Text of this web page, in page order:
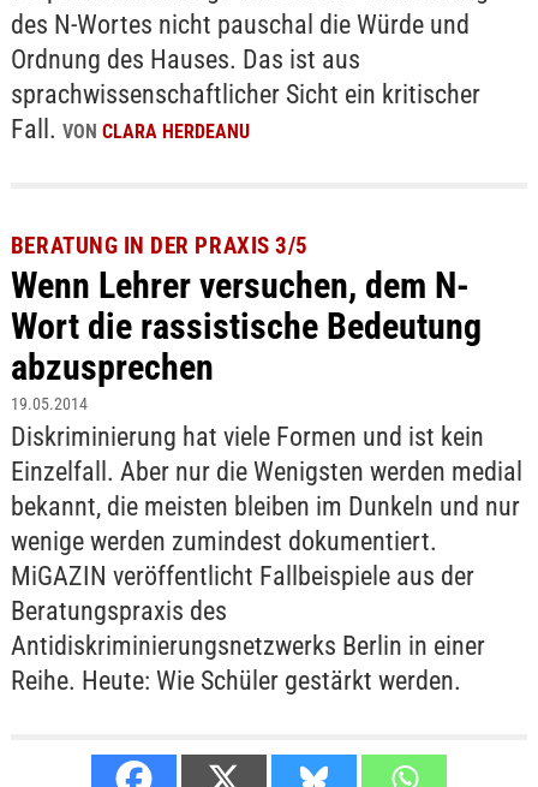
des N-Wortes nicht pauschal die Würde und
Ordnung des Hauses. Das ist aus
sprachwissenschaftlicher Sicht ein kritischer
Fall. VON CLARA HERDEANU
BERATUNG IN DER PRAXIS 3/5
Wenn Lehrer versuchen, dem N-
Wort die rassistische Bedeutung
abzusprechen
19.05.2014
Diskriminierung hat viele Formen und ist kein
Einzelfall. Aber nur die Wenigsten werden medial
bekannt, die meisten bleiben im Dunkeln und nur
wenige werden zumindest dokumentiert.
MiGAZIN veröffentlicht Fallbeispiele aus der
Beratungspraxis des
Antidiskriminierungsnetzwerks Berlin in einer
Reihe. Heute: Wie Schüler gestärkt werden.